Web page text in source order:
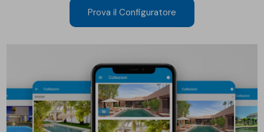
Prova il Configuratore